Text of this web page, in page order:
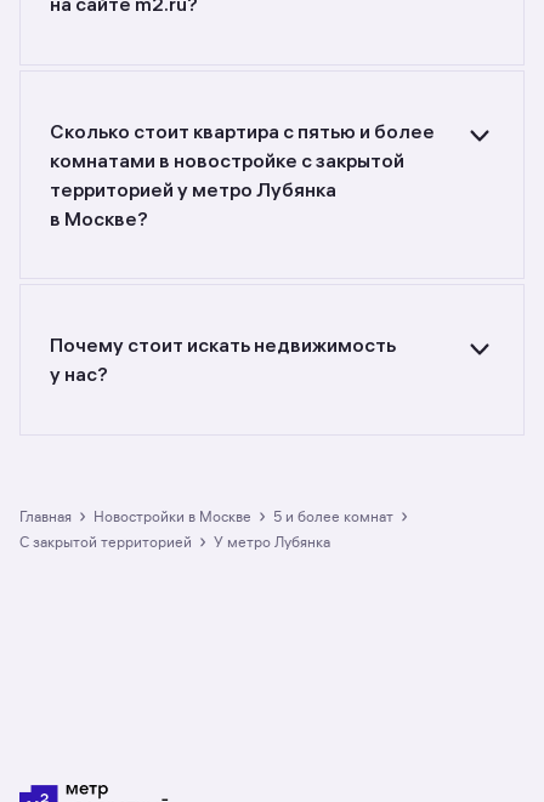
Воспользуйтесь фильтрами или поиском
в разделе.
Сколько стоит квартира с пятью и более
комнатами в новостройке c закрытой
территорией у метро Лубянка
в Москве?
до кв. м., цена квадратного метра — от
до руб.
Почему стоит искать недвижимость
у нас?
территорией у метро Лубянка в Москве:
в разделе размещено 2 ЖК. Гарантия сделки:
Главная › Новостройки в Москве › 5 и более комнат ›
с закрытой территорией › у метро Лубянка